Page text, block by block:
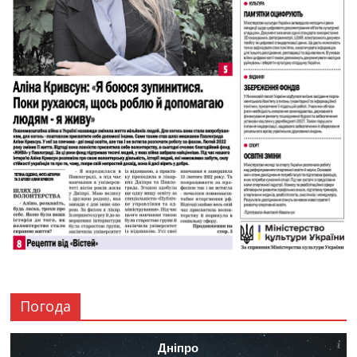
Погода
Дніпро